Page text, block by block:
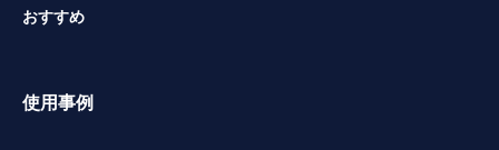
おすすめ
使用事例